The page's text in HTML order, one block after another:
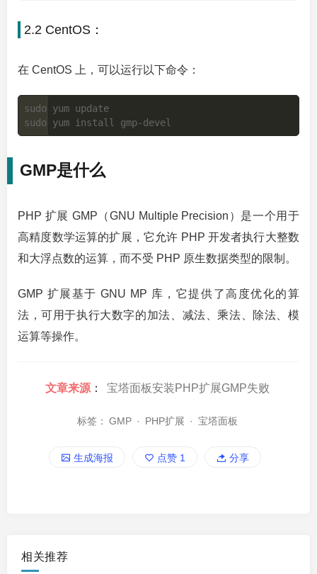
2.2 CentOS：
在 CentOS 上，可以运行以下命令：
sudo yum update
GMP是什么
PHP 扩展 GMP（GNU Multiple Precision）是一个用于
高精度数学运算的扩展，它允许 PHP 开发者执行大整数
和大浮点数的运算，而不受 PHP 原生数据类型的限制。
GMP 扩展基于 GNU MP 库，它提供了高度优化的算
法，可用于执行大数字的加法、减法、乘法、除法、模
运算等操作。
文章来源 ： 宝塔面板安装PHP扩展GMP失败
标签： GMP · PHP扩展 · 宝塔面板
生成海报 点赞 1 分享
相关推荐